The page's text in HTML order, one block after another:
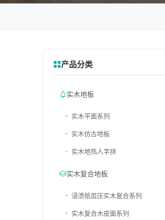
产品分类
实木地板
实木平面系列
实木仿古地板
实木地热人字拼
实木复合地板
浸渍纸层压实木复合系列
实木复合木皮面系列